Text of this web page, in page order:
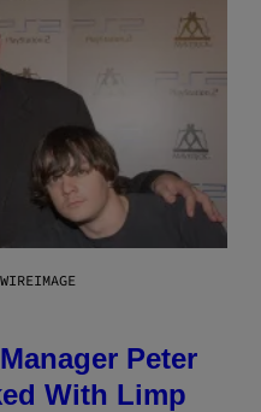
Peter
With Limp